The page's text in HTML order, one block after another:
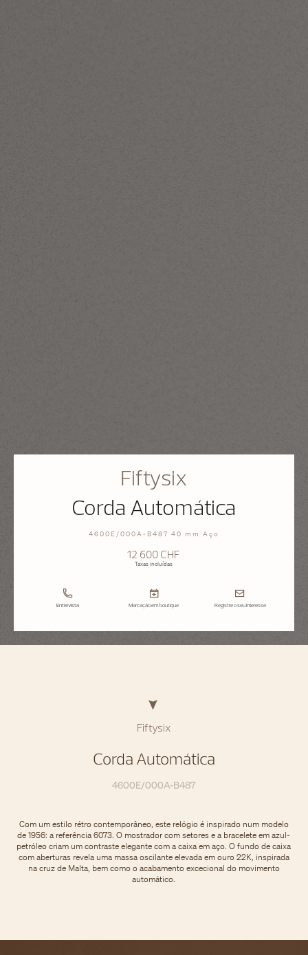
Fiftysix
Corda Automática
4600E/000A-B487 40 mm Aço
12 600 CHF
Taxas incluídas
Entrevista Marcação em boutique Registre o seu interesse
Fiftysix
Corda Automática
4600E/000A-B487
Com um estilo rétro contemporâneo, este relógio é inspirado num modelo
de 1956: a referência 6073. O mostrador com setores e a bracelete em azul-
petróleo criam um contraste elegante com a caixa em aço. O fundo de caixa
com aberturas revela uma massa oscilante elevada em ouro 22K, inspirada
na cruz de Malta, bem como o acabamento excecional do movimento
automático.